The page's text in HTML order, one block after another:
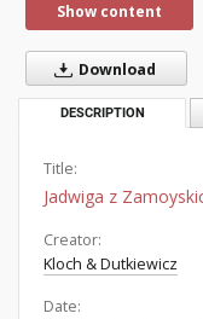
Show content
Download
DESCRIPTION
Title:
Jadwiga z
Creator:
Kloch & Dutkiewicz
Date: